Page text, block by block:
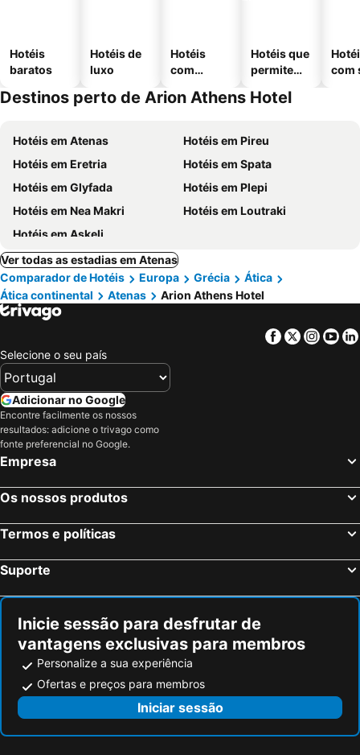
Hotéis
baratos
Hotéis de
luxo
Hotéis
com
Hotéis que
permitem
com
Destinos perto de Arion Athens Hotel
Hotéis em Atenas
Hotéis em Pireu
Hotéis em Eretria
Hotéis em Spata
Hotéis em Glyfada
Hotéis em Plepi
Hotéis em Nea Makri
Hotéis em Loutraki
Hotéis em Askeli
Ver todas as estadias em Atenas
Comparador de Hotéis
Europa Grécia
Ática
Ática continental
Atenas Arion Athens Hotel
Facebook
Twitter
Selecione o seu país
Adicionar no Google
Encontre facilmente os nossos
resultados: adicione o trivago como
fonte preferencial no Google.
Empresa
Os nossos produtos
Termos e políticas
Suporte
Inicie sessão para desfrutar de
vantagens exclusivas para membros
Personalize a sua experiência
Ofertas e preços para membros
Iniciar sessão